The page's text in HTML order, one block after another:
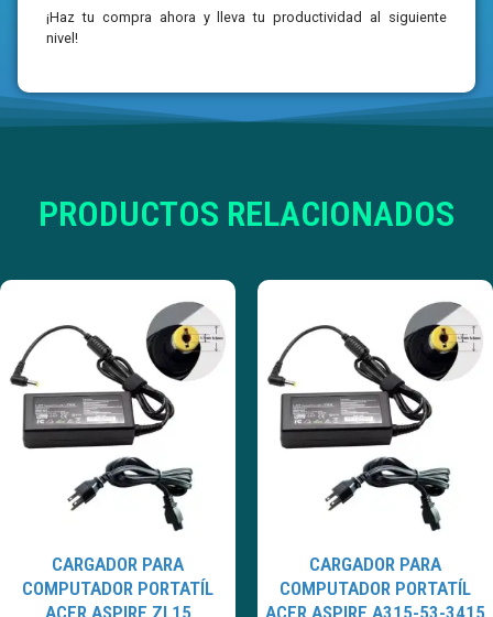
¡Haz tu compra ahora y lleva tu productividad al siguiente
nivel!
PRODUCTOS RELACIONADOS
CARGADOR PARA
COMPUTADOR PORTATÍL
CARGADOR PARA
COMPUTADOR PORTATÍL